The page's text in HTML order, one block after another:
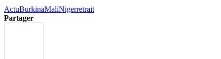
ActuBurkinaMaliNigerretrait
Partager